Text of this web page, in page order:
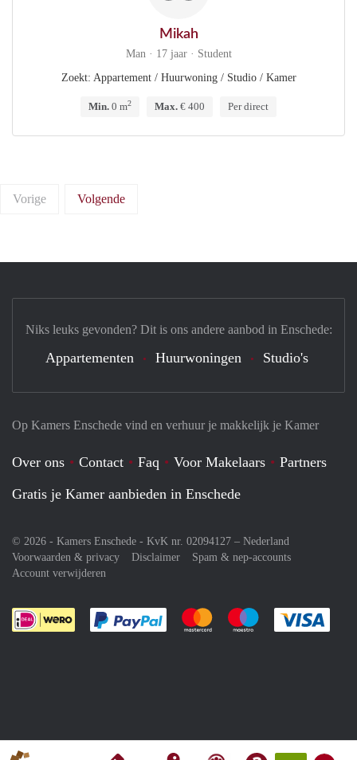
Mikah
Man · 17 jaar · Student
Zoekt: Appartement / Huurwoning / Studio / Kamer
Min. 0 m2 Max. € 400 Per direct
Vorige Volgende
Op Kamers Enschede vind en verhuur je makkelijk je Kamer
Over ons Contact Faq Voor Makelaars
Partners
Gratis je Kamer aanbieden in Enschede
© 2026 - Kamers Enschede - KvK nr. 02094127 – Nederland
Voorwaarden & privacy
Disclaimer
Spam & nep-accounts
Account verwijderen
Je rekent gemakkelijk af met Paypal
Je rekent gemakkelijk af met
Je rekent
Niks leuks gevonden? Dit is ons andere aanbod in Enschede:
Appartementen Huurwoningen Studio's